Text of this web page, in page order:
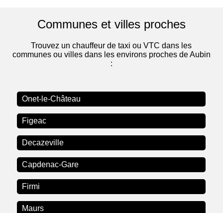
Communes et villes proches
Trouvez un chauffeur de taxi ou VTC dans les
communes ou villes dans les environs proches de Aubin
:
Onet-le-Château
Figeac
Decazeville
Capdenac-Gare
Firmi
Maurs